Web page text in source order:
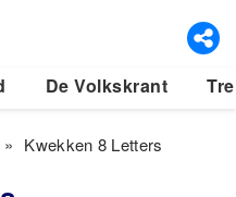
De Volkskrant
» Kwekken 8 Letters